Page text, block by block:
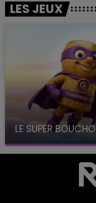
LES JEUX
LE SUPER
avec La Famille